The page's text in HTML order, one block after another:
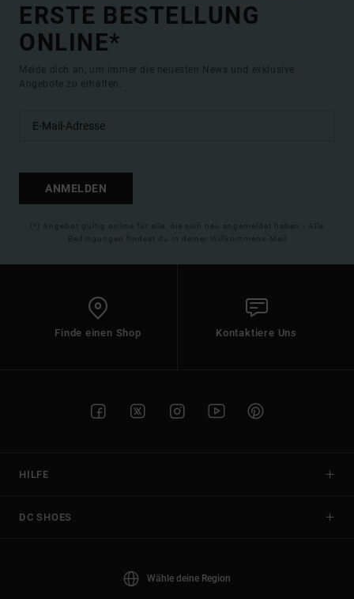
ERSTE BESTELLUNG
ONLINE*
Melde dich an, um immer die neuesten News und exklusive
Angebote zu erhalten.
ANMELDEN
(*) Angebot gültig online für alle, die sich neu angemeldet haben - Alle
Bedingungen findest du in deiner Willkommens-Mail
Finde einen Shop Kontaktiere Uns
HILFE
DC SHOES
Wähle deine Region